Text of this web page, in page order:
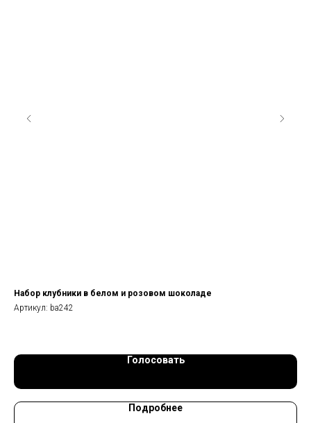
Набор клубники в белом и розовом шоколаде
Артикул: ba242
Голосовать
Подробнее